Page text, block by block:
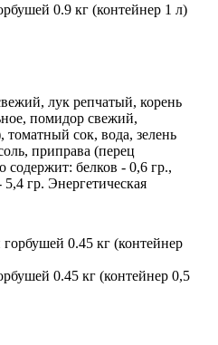
0.9 кг (контейнер 1 л)
лук репчатый, корень
помидор свежий,
сок, вода, зелень
приправа (перец
белков - 0,6 гр.,
гр. Энергетическая
0.45 кг (контейнер 0,5